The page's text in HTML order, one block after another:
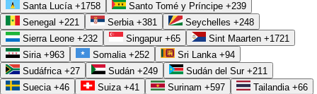
Santa Lucía +1758 Santo Tomé y Príncipe +239
Senegal +221 Serbia +381 Seychelles +248
Sierra Leone +232 Singapur +65 Sint Maarten +1721
Siria +963 Somalia +252 Sri Lanka +94
Sudáfrica +27 Sudán +249 Sudán del Sur +211
Suecia +46 Suiza +41 Surinam +597 Tailandia +66